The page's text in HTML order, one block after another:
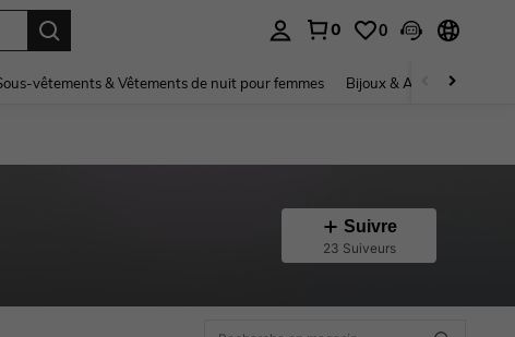
0 0
vêtements & Vêtements de nuit pour femmes Bijoux & Accessoires pour
Suivre
23 Suiveurs